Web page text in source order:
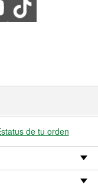
de tu orden